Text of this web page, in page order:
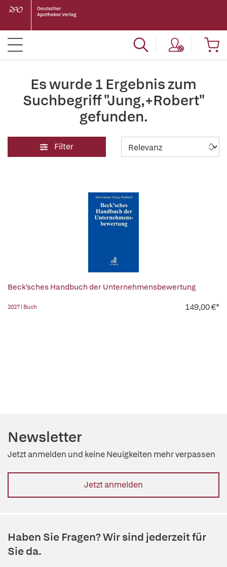
Es wurde 1 Ergebnis zum
Suchbegriff "Jung,+Robert"
gefunden.
Filter
Beck'sches Handbuch der Unternehmensbewertung
2027 | Buch 149,00 €*
Newsletter
Jetzt anmelden und keine Neuigkeiten mehr verpassen
Jetzt anmelden
Haben Sie Fragen? Wir sind jederzeit für
Sie da.